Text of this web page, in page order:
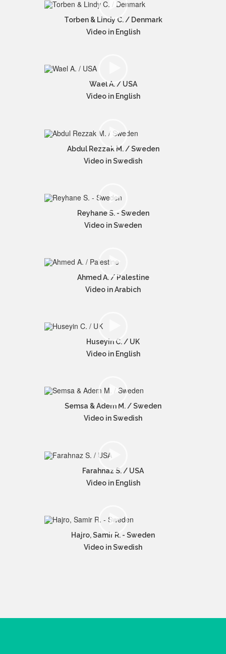
Torben & Lindy C. / Denmark
Video in English
Wael A. / USA
Video in English
Abdul Rezzak M. / Sweden
Video in Swedish
Reyhane S. - Sweden
Video in Sweden
Ahmed A. / Palestine
Video in Arabich
Huseyin C. / UK
Video in English
Semsa & Adem M. / Sweden
Video in Swedish
Farahnaz S. / USA
Video in English
Hajro, Samir R. - Sweden
Video in Swedish